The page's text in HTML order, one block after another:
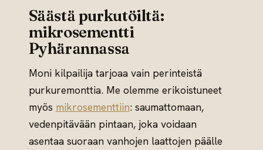
Säästä purkutöiltä:
mikrosementti
Pyhärannassa
Moni kilpailija tarjoaa vain perinteistä
purkuremonttia. Me olemme erikoistuneet
myös mikrosementtiin: saumattomaan,
vedenpitävään pintaan, joka voidaan
asentaa suoraan vanhojen laattojen päälle